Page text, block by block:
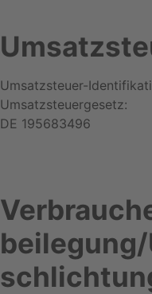
Umsatzsteuer-
Umsatzsteuergesetz:
DE 195683496